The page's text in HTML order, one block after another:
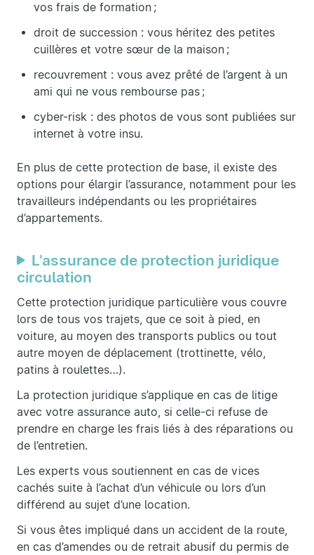
vos frais de formation ;
droit de succession : vous héritez des petites
cuillères et votre sœur de la maison ;
recouvrement : vous avez prêté de l’argent à un
ami qui ne vous rembourse pas ;
cyber-risk : des photos de vous sont publiées sur
internet à votre insu.
En plus de cette protection de base, il existe des
options pour élargir l’assurance, notamment pour les
travailleurs indépendants ou les propriétaires
d’appartements.
L’assurance de protection juridique
circulation
Cette protection juridique particulière vous couvre
lors de tous vos trajets, que ce soit à pied, en
voiture, au moyen des transports publics ou tout
autre moyen de déplacement (trottinette, vélo,
patins à roulettes…).
La protection juridique s’applique en cas de litige
avec votre assurance auto, si celle-ci refuse de
prendre en charge les frais liés à des réparations ou
de l’entretien.
Les experts vous soutiennent en cas de vices
cachés suite à l’achat d’un véhicule ou lors d’un
différend au sujet d’une location.
Si vous êtes impliqué dans un accident de la route,
en cas d’amendes ou de retrait abusif du permis de